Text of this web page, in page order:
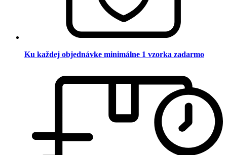
Ku každej objednávke minimálne 1 vzorka zadarmo